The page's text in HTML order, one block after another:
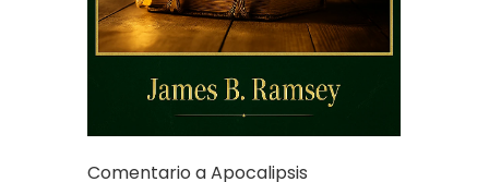
Comentario a Apocalipsis